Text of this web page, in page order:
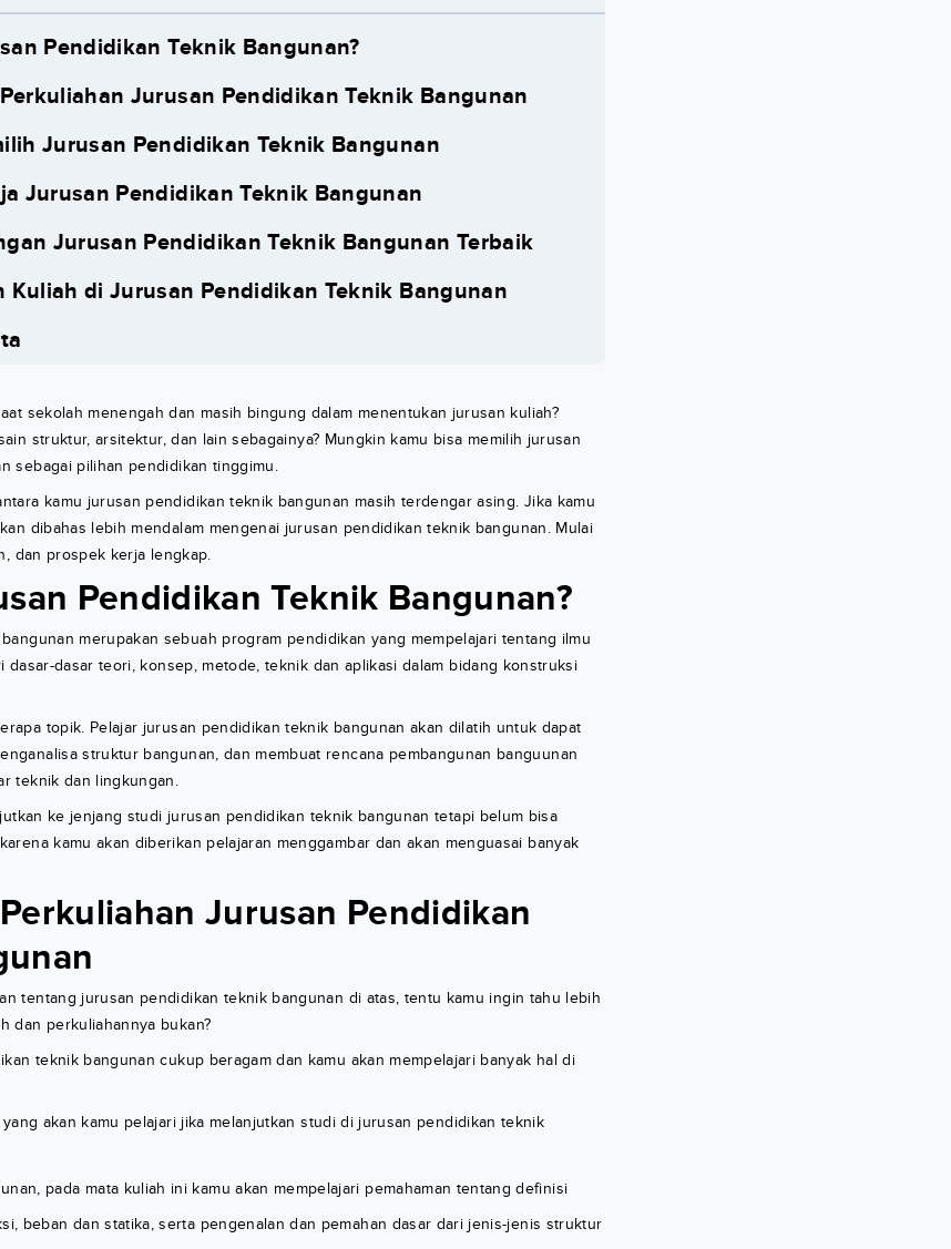
Pendidikan Teknik Bangunan?
Jurusan Pendidikan Teknik Bangunan
Jurusan Pendidikan Teknik Bangunan
Jurusan Pendidikan Teknik Bangunan
Jurusan Pendidikan Teknik Bangunan Terbaik
Kuliah di Jurusan Pendidikan Teknik Bangunan
sekolah menengah dan masih bingung dalam menentukan jurusan kuliah?
struktur, arsitektur, dan lain sebagainya? Mungkin kamu bisa memilih jurusan
sebagai pilihan pendidikan tinggimu.
kamu jurusan pendidikan teknik bangunan masih terdengar asing. Jika kamu
dibahas lebih mendalam mengenai jurusan pendidikan teknik bangunan. Mulai
dan prospek kerja lengkap.
Pendidikan Teknik Bangunan?
merupakan sebuah program pendidikan yang mempelajari tentang ilmu
dasar-dasar teori, konsep, metode, teknik dan aplikasi dalam bidang konstruksi
topik. Pelajar jurusan pendidikan teknik bangunan akan dilatih untuk dapat
struktur bangunan, dan membuat rencana pembangunan banguunan
teknik dan lingkungan.
ke jenjang studi jurusan pendidikan teknik bangunan tetapi belum bisa
kamu akan diberikan pelajaran menggambar dan akan menguasai banyak
Jurusan Pendidikan
tentang jurusan pendidikan teknik bangunan di atas, tentu kamu ingin tahu lebih
dan perkuliahannya bukan?
teknik bangunan cukup beragam dan kamu akan mempelajari banyak hal di
akan kamu pelajari jika melanjutkan studi di jurusan pendidikan teknik
pada mata kuliah ini kamu akan mempelajari pemahaman tentang definisi
beban dan statika, serta pengenalan dan pemahan dasar dari jenis-jenis struktur